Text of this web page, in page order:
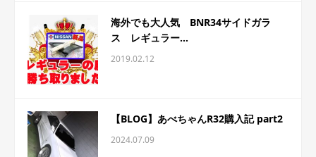
海外でも大人気 BNR34サイドガラ
ス レギュラー...
2019.02.12
【BLOG】あべちゃんR32購入記 part2
2024.07.09